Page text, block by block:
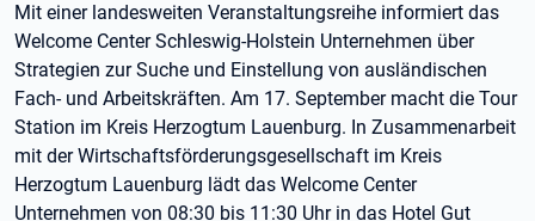
Mit einer landesweiten Veranstaltungsreihe informiert das
Welcome Center Schleswig-Holstein Unternehmen über
Strategien zur Suche und Einstellung von ausländischen
Fach- und Arbeitskräften. Am 17. September macht die Tour
Station im Kreis Herzogtum Lauenburg. In Zusammenarbeit
mit der Wirtschaftsförderungsgesellschaft im Kreis
Herzogtum Lauenburg lädt das Welcome Center
Unternehmen von 08:30 bis 11:30 Uhr in das Hotel Gut